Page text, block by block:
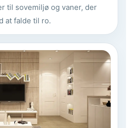
til sovemiljø og vaner, der
at falde til ro.